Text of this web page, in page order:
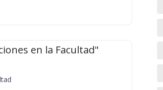
en la Facultad"